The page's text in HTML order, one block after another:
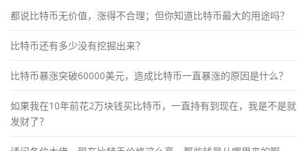
都说比特币无价值，涨得不合理；但你知道比特币最大的用途吗？
比特币还有多少没有挖掘出来？
比特币暴涨突破60000美元，造成比特币一直暴涨的原因是什么？
如果我在10年前花2万块钱买比特币，一直持有到现在，我是不是就
发财了？